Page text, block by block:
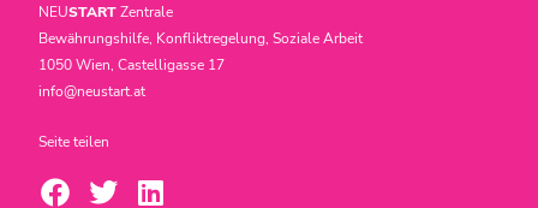
NEUSTARTZentrale
Bewährungshilfe, Konfliktregelung, Soziale Arbeit
1050 Wien, Castelligasse 17
info@neustart.at
Seite teilen